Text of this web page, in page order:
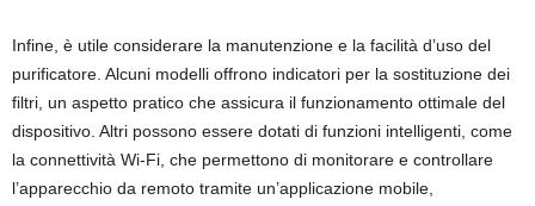
Infine, è utile considerare la manutenzione e la facilità d’uso del
purificatore. Alcuni modelli offrono indicatori per la sostituzione dei
filtri, un aspetto pratico che assicura il funzionamento ottimale del
dispositivo. Altri possono essere dotati di funzioni intelligenti, come
la connettività Wi-Fi, che permettono di monitorare e controllare
l’apparecchio da remoto tramite un’applicazione mobile,